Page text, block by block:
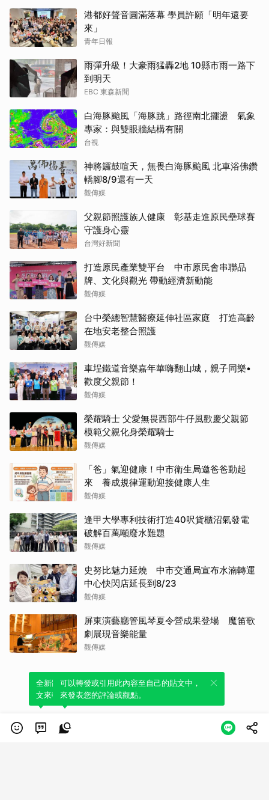
港都好聲音圓滿落幕 學員許願「明年還要
來」
青年日報
雨彈升級！大豪雨猛轟2地 10縣市雨一路下
到明天
EBC 東森新聞
白海豚颱風「海豚跳」路徑南北擺盪 氣象
專家：與雙眼牆結構有關
台視
神將鑼鼓喧天，無畏白海豚颱風 北車浴佛鑽
轎腳8/9還有一天
觀傳媒
父親節照護族人健康 彰基走進原民壘球賽
守護身心靈
台灣好新聞
打造原民產業雙平台 中市原民會串聯品
牌、文化與觀光 帶動經濟新動能
觀傳媒
台中榮總智慧醫療延伸社區家庭 打造高齡
在地安老整合照護
觀傳媒
車埕鐵道音樂嘉年華嗨翻山城，親子同樂•
歡度父親節！
觀傳媒
榮耀騎士 父愛無畏西部牛仔風歡慶父親節
模範父親化身榮耀騎士
觀傳媒
「爸」氣迎健康！中市衛生局邀爸爸動起
來 養成規律運動迎接健康人生
觀傳媒
逢甲大學專利技術打造40呎貨櫃沼氣發電
破解百萬噸廢水難題
觀傳媒
史努比魅力延燒 中市交通局宣布水湳轉運
中心快閃店延長到8/23
觀傳媒
屏東演藝廳管風琴夏令營成果登場 魔笛歌
劇展現音樂能量
觀傳媒
全新體驗！一鍵引用此內容，透過發布貼
文來輕鬆表達個人立場。
可以轉發或引用此內容至自己的貼文中，
來發表您的評論或觀點。